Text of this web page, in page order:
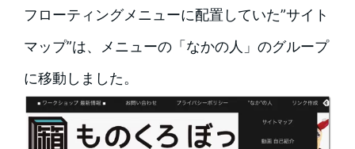
フローティングメニューに配置していた”サイト
マップ”は、メニューの「なかの人」のグループ
に移動しました。